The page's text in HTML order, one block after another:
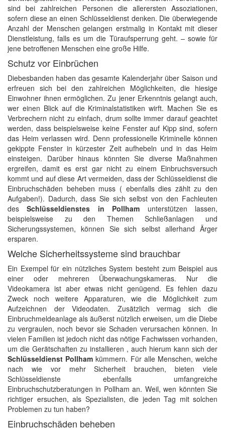
sind bei zahlreichen Personen die allerersten Assoziationen,
sofern diese an einen Schlüsseldienst denken. Die überwiegende
Anzahl der Menschen gelangen erstmalig in Kontakt mit dieser
Dienstleistung, falls es um die Türaufsperrung geht. – sowie für
jene betroffenen Menschen eine große Hilfe.
Schutz vor Einbrüchen
Diebesbanden haben das gesamte Kalenderjahr über Saison und
erfreuen sich bei den zahlreichen Möglichkeiten, die hiesige
Einwohner ihnen ermöglichen. Zu jener Erkenntnis gelangt auch,
wer einen Blick auf die Kriminalstatistiken wirft. Machen Sie es
Verbrechern nicht zu einfach, drum sollte immer darauf geachtet
werden, dass beispielsweise keine Fenster auf Kipp sind, sofern
das Heim verlassen wird. Denn professionelle Kriminelle können
gekippte Fenster in kürzester Zeit aufhebeln und in das Heim
einsteigen. Darüber hinaus könnten Sie diverse Maßnahmen
ergreifen, damit es erst gar nicht zu einem Einbruchsversuch
kommt und auf diese Art vermeiden, dass der Schlüsseldienst die
Einbruchschäden beheben muss ( ebenfalls dies zählt zu den
Aufgaben!). Dadurch, dass Sie sich selbst von den Fachleuten
desSchlüsseldienstes in Pollham unterstützen lassen,
beispielsweise zu den Themen Schließanlagen und
Sicherungssystemen, können Sie sich selbst allerhand Ärger
ersparen.
Welche Sicherheitssysteme sind brauchbar
Ein Exempel für ein nützliches System besteht zum Beispiel aus
einer oder mehreren Überwachungskameras. Nur die
Videokamera ist aber etwas nicht genügend. Es fehlen dazu
Zweck noch weitere Apparaturen, wie die Möglichkeit zum
Aufzeichnen der Videodaten. Zusätzlich vermag sich die
Einbruchmeldeanlage als äußerst nützlich erweisen, um die Diebe
zu vergraulen, noch bevor sie Schaden verursachen können. In
vielen Familien ist jedoch nicht das nötige Fachwissen vorhanden,
um die Gerätschaften zu installieren , auch hierum kann sich der
Schlüsseldienst Pollham kümmern. Für alle Menschen, welche
nach wie vor mehr Sicherheit brauchen, bieten viele
Schlüsseldienste ebenfalls umfangreiche
Einbruchschutzberatungen in Pollham an. Weil, wen könnten Sie
richtiger ersuchen, als Spezialisten, die jeden Tag mit solchen
Problemen zu tun haben?
Einbruchschäden beheben